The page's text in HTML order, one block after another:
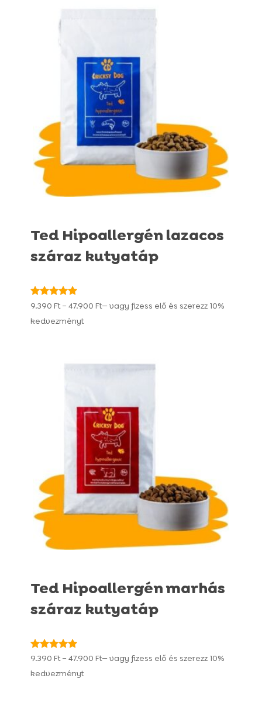
Ted Hipoallergén lazacos
száraz kutyatáp
Értékelés:
/ 5
9.390 Ft – 47.900 FtÁrtartomány:
— vagy fizess elő és szerezz 10%
kedvezményt
Ted Hipoallergén marhás
száraz kutyatáp
Értékelés:
/ 5
9.390 Ft – 47.900 FtÁrtartomány:
— vagy fizess elő és szerezz 10%
kedvezményt